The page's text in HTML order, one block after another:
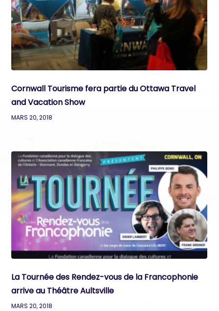
Cornwall Tourisme fera partie du Ottawa Travel
and Vacation Show
MARS 20, 2018
La Tournée des Rendez-vous de la Francophonie
arrive au Théâtre Aultsville
MARS 20, 2018